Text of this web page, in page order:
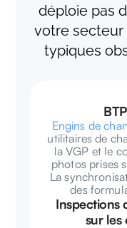
déploie pas
votre secteur
typiques
Engins de
utilitaires de
la VGP et le
photos prises
La
des
Inspections
sur les